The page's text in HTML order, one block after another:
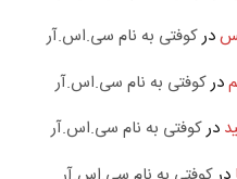
درکوفتی به نام سی.اس.آر
درکوفتی به نام سی.اس.آر
درکوفتی به نام سی.اس.آر